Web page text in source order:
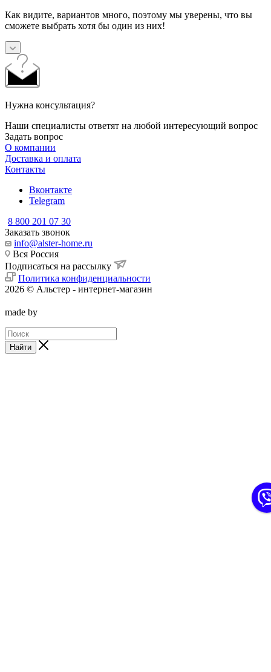
Как видите, вариантов много, поэтому мы уверены, что вы
сможете выбрать хотя бы один из них!
Нужна консультация?
Наши специалисты ответят на любой интересующий вопрос
Задать вопрос
О компании
Доставка и оплата
Контакты
Вконтакте
Telegram
8 800 201 07 30
Заказать звонок
info@alster-home.ru
Вся Россия
Подписаться на рассылку
Политика конфиденциальности
2026 © Альстер - интернет-магазин
made by
Найти